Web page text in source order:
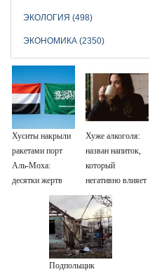
ЭКОЛОГИЯ (498)
ЭКОНОМИКА (2350)
Хуситы накрыли
ракетами порт
Аль-Моха:
десятки жертв
Хуже алкоголя:
назван напиток,
который
негативно влияет
на организм -
многие пьют его
каждый день
Подпольщик